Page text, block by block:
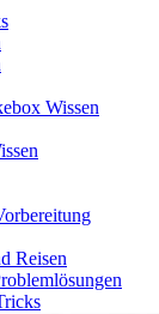
Wissen
Reisen